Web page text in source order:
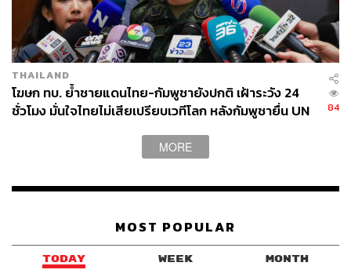
THAILAND
โฆษก ทบ. ย้ำชายแดนไทย-กัมพูชายังปกติ เฝ้าระวัง 24
ชั่วโมง มั่นใจไทยไม่เสียเปรียบเวทีโลก หลังกัมพูชายื่น UN
84
MORE
MOST POPULAR
TODAY WEEK MONTH